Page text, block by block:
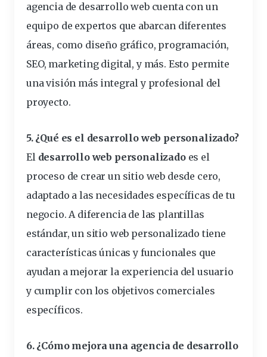
agencia de desarrollo web cuenta con un
equipo de expertos que abarcan diferentes
áreas, como diseño gráfico, programación,
SEO, marketing digital, y más. Esto permite
una visión más integral y profesional del
proyecto.
5. ¿Qué es el desarrollo web personalizado?
El desarrollo web personalizadoes el
proceso de crear un sitio web desde cero,
adaptado a las necesidades específicas de tu
negocio. A diferencia de las plantillas
estándar, un sitio web personalizado tiene
características únicas y funcionales que
ayudan a mejorar la experiencia del usuario
y cumplir con los objetivos comerciales
específicos.
6. ¿Cómo mejora una agencia de desarrollo